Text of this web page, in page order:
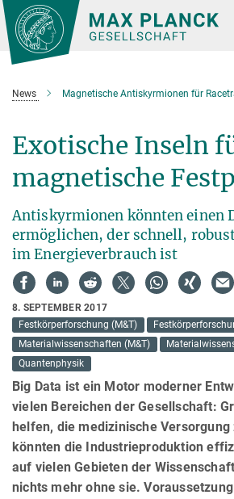
Hauptinhalt
News Magnetische Antiskyrmionen für
Exotische Inseln
magnetische
Antiskyrmionen könnten einen
ermöglichen, der schnell,
im Energieverbrauch ist
8. SEPTEMBER 2017
Festkörperforschung (M&T)
Materialwissenschaften (M&T)
Quantenphysik
Big Data ist ein Motor moderner
vielen Bereichen der Gesellschaft:
helfen, die medizinische
könnten die Industrieproduktion
auf vielen Gebieten der
nichts mehr ohne sie.